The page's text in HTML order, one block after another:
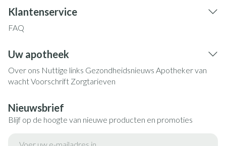
Klantenservice
FAQ
Uw apotheek
Over ons Nuttige links Gezondheidsnieuws Apotheker van
wachtVoorschrift Zorgtarieven
Nieuwsbrief
Blijf op de hoogte van nieuwe producten en promoties